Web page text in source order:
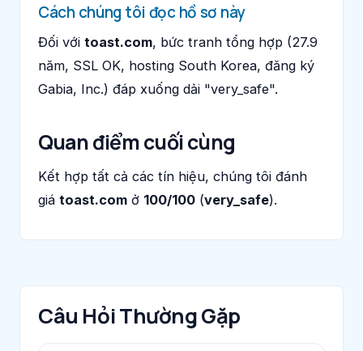
Cách chúng tôi đọc hồ sơ này
Đối với toast.com, bức tranh tổng hợp (27.9
năm, SSL OK, hosting South Korea, đăng ký
Gabia, Inc.) đáp xuống dải "very_safe".
Quan điểm cuối cùng
Kết hợp tất cả các tín hiệu, chúng tôi đánh
giá toast.com ở 100/100 (very_safe).
Câu Hỏi Thường Gặp